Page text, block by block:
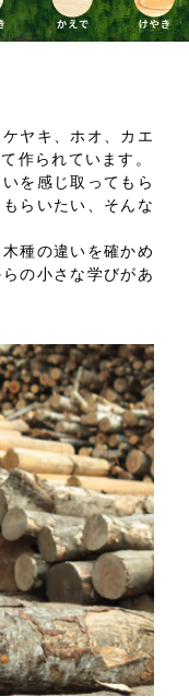
ヤキ、ホオ、カエ
作られています。
を感じ取ってもら
らいたい、そんな
種の違いを確かめ
の小さな学びがあ